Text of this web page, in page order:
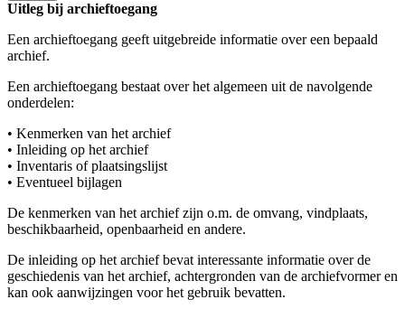
Uitleg bij archieftoegang
Een archieftoegang geeft uitgebreide informatie over een bepaald
archief.
Een archieftoegang bestaat over het algemeen uit de navolgende
onderdelen:
• Kenmerken van het archief
• Inleiding op het archief
• Inventaris of plaatsingslijst
• Eventueel bijlagen
De kenmerken van het archief zijn o.m. de omvang, vindplaats,
beschikbaarheid, openbaarheid en andere.
De inleiding op het archief bevat interessante informatie over de
geschiedenis van het archief, achtergronden van de archiefvormer en
kan ook aanwijzingen voor het gebruik bevatten.